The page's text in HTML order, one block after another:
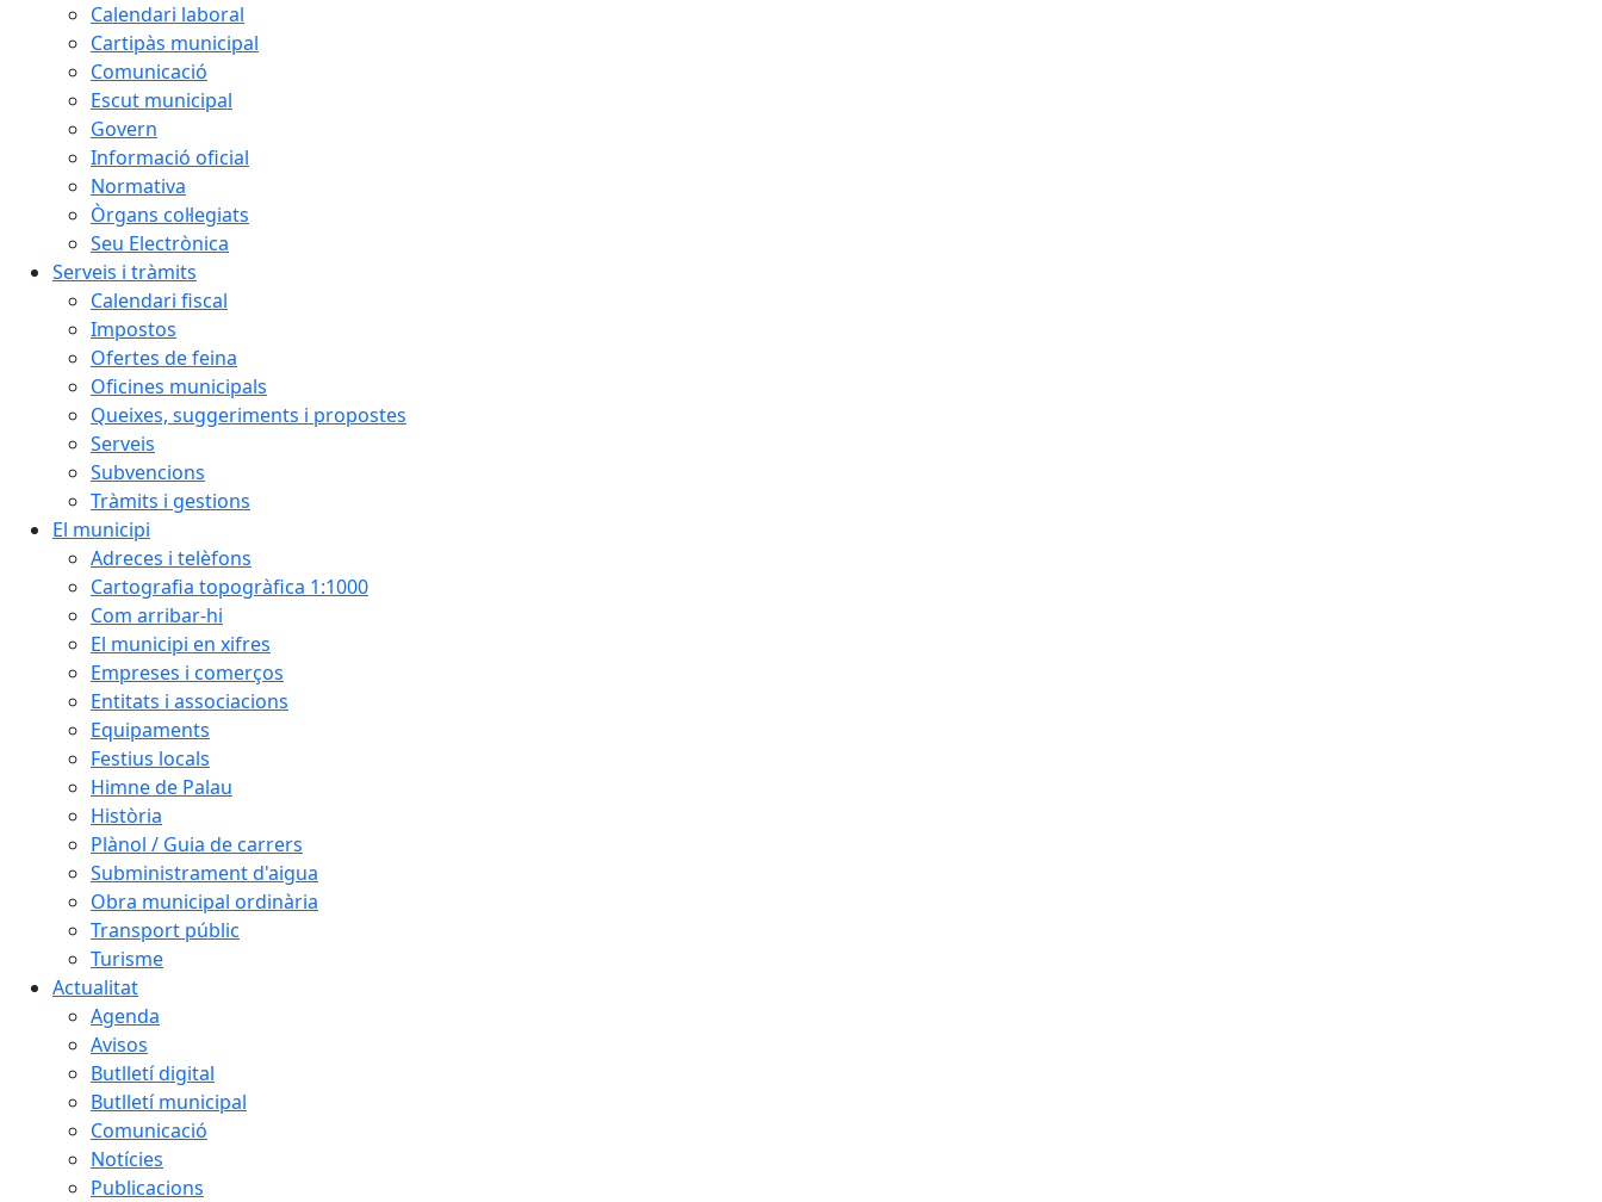
Calendari laboral
Cartipàs municipal
Comunicació
Escut municipal
Govern
Informació oficial
Normativa
Òrgans col·legiats
Seu Electrònica
Serveis i tràmits
Calendari fiscal
Impostos
Ofertes de feina
Oficines municipals
Queixes, suggeriments i propostes
Serveis
Subvencions
Tràmits i gestions
El municipi
Adreces i telèfons
Cartografia topogràfica 1:1000
Com arribar-hi
El municipi en xifres
Empreses i comerços
Entitats i associacions
Equipaments
Festius locals
Himne de Palau
Història
Plànol / Guia de carrers
Subministrament d'aigua
Obra municipal ordinària
Transport públic
Turisme
Actualitat
Agenda
Avisos
Butlletí digital
Butlletí municipal
Comunicació
Notícies
Publicacions